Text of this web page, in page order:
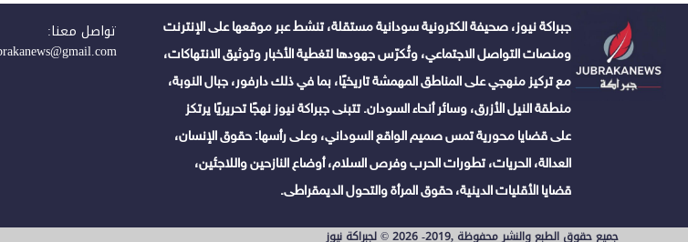
جبراكة نيوز، صحيفة الكترونية سودانية مستقلة، تنشط عبر موقعها على الإنترنت
ومنصات التواصل الاجتماعي، وتُكرّس جهودها لتغطية الأخبار وتوثيق الانتهاكات،
مع تركيز منهجي على المناطق المهمشة تاريخيًا، بما في ذلك دارفور، جبال النوبة،
منطقة النيل الأزرق، وسائر أنحاء السودان. تتبنى جبراكة نيوز نهجًا تحريريًا يرتكز
على قضايا محورية تمس صميم الواقع السوداني، وعلى رأسها: حقوق الإنسان،
العدالة، الحريات، تطورات الحرب وفرص السلام، أوضاع النازحين واللاجئين،
قضايا الأقليات الدينية، حقوق المرأة والتحول الديمقراطى.
تواصل معنا:
جميع حقوق الطبع والنشر محفوظة ,2019- 2026 © لجبراكة نيوز